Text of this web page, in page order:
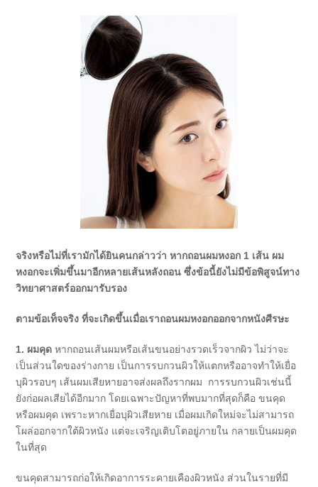
จริงหรือไม่ที่เรามักได้ยินคนกล่าวว่า หากถอนผมหงอก 1 เส้น ผม
หงอกจะเพิ่มขึ้นมาอีกหลายเส้นหลังถอน ซึ่งข้อนี้ยังไม่มีข้อพิสูจน์ทาง
วิทยาศาสตร์ออกมารับรอง
ตามข้อเท็จจริง ที่จะเกิดขึ้นเมื่อเราถอนผมหงอกออกจากหนังศีรษะ
1. ผมคุด หากถอนเส้นผมหรือเส้นขนอย่างรวดเร็วจากผิว ไม่ว่าจะ
เป็นส่วนใดของร่างกาย เป็นการรบกวนผิวให้แตกหรืออาจทำให้เยื่อ
บุผิวรอบๆ เส้นผมเสียหายอาจส่งผลถึงรากผม การรบกวนผิวเช่นนี้
ยังก่อผลเสียได้อีกมาก โดยเฉพาะปัญหาที่พบมากที่สุดก็คือ ขนคุด
หรือผมคุด เพราะหากเยื่อบุผิวเสียหาย เมื่อผมเกิดใหม่จะไม่สามารถ
โผล่ออกจากใต้ผิวหนัง แต่จะเจริญเติบโตอยู่ภายใน กลายเป็นผมคุด
ในที่สุด
ขนคุดสามารถก่อให้เกิดอาการระคายเคืองผิวหนัง ส่วนในรายที่มี